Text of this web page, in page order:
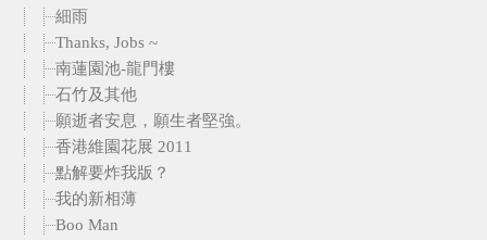
細雨
Thanks, Jobs ~
南蓮園池-龍門樓
石竹及其他
願逝者安息，願生者堅強。
香港維園花展 2011
點解要炸我版？
我的新相薄
Boo Man